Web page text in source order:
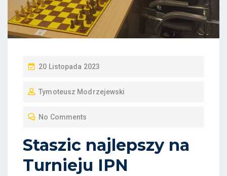
P
S
O
N
20 Listopada 2023
Tymoteusz Modrzejewski
No Comments
Staszic najlepszy na
Turnieju IPN